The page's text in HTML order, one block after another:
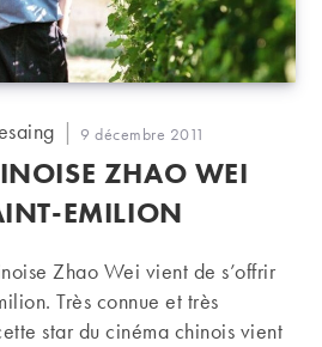
Publication
publiée :
9 décembre 2011
ZHAO WEI
EMILION
Zhao Wei vient de s’offrir
Très connue et très
star du cinéma chinois vient